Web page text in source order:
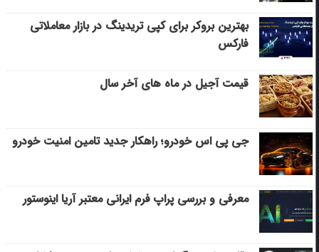
بهترین بروکر برای کپی‌ تریدینگ در بازار معاملاتی
فارکس
قیمت آجیل در ماه های آخر سال
جی پی اس خودرو؛ راهکار جدید تامین امنیت خودرو
معرفی و بررسی پراپ فرم ایرانی معتبر آریا اینوستور